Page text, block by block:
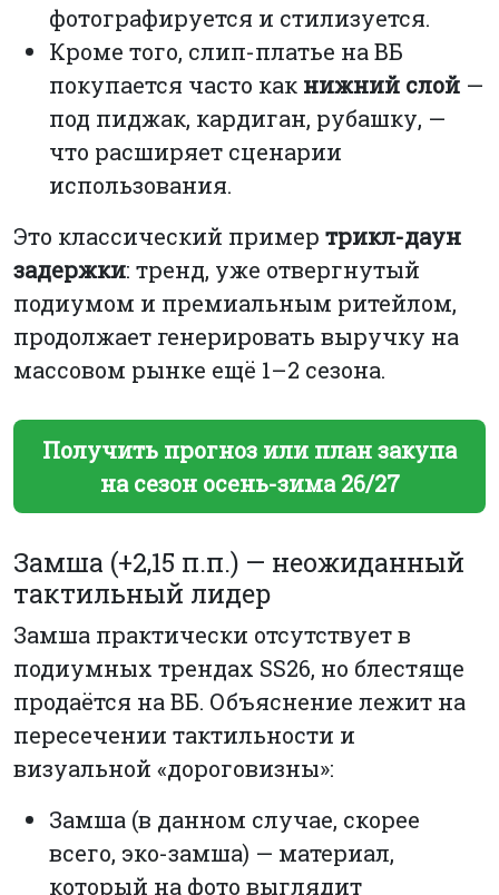
фотографируется и стилизуется.
Кроме того, слип-платье на ВБ
покупается часто как нижний слой —
под пиджак, кардиган, рубашку, —
что расширяет сценарии
использования.
Это классический пример трикл-даун
задержки: тренд, уже отвергнутый
подиумом и премиальным ритейлом,
продолжает генерировать выручку на
массовом рынке ещё 1–2 сезона.
Получить прогноз или план закупа
на сезон осень-зима 26/27
Замша (+2,15 п.п.) — неожиданный
тактильный лидер
Замша практически отсутствует в
подиумных трендах SS26, но блестяще
продаётся на ВБ. Объяснение лежит на
пересечении тактильности и
визуальной «дороговизны»:
Замша (в данном случае, скорее
всего, эко-замша) — материал,
который на фото выглядит